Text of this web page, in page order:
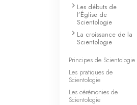
Les débuts de
l’Église de
Scientologie
La croissance de la
Scientologie
Principes de Scientologie
Les pratiques de
Scientologie
Les cérémonies de
Scientologie